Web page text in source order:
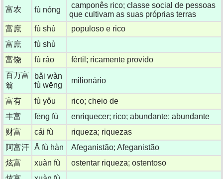
富农 fù nóng
camponês rico; classe social de pessoas
que cultivam as suas próprias terras
富庶
fù shù
populoso e rico
富庶
fù shù
富饶
fù ráo
fértil; ricamente provido
百万富
翁
bǎi wàn
fù wēng
milionário
富有 fù yǒu
rico; cheio de
丰富
fēng fù
enriquecer; rico; abundante; abundante
财富
cái fù
riqueza; riquezas
阿富汗 Ā fù hàn
Afeganistão; Afeganistão
炫富
xuàn fù
ostentar riqueza; ostentoso